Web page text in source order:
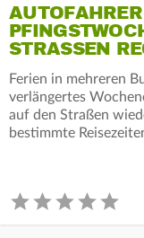
STRASSEN
Ferien in mehreren
verlängertes
auf den Straßen
bestimmte